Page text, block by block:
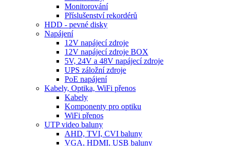
Monitorování
Příslušenství rekordérů
HDD - pevné disky
Napájení
12V napájecí zdroje
12V napájecí zdroje BOX
5V, 24V a 48V napájecí zdroje
UPS záložní zdroje
PoE napájení
Kabely, Optika, WiFi přenos
Kabely
Komponenty pro optiku
WiFi přenos
UTP video baluny
AHD, TVI, CVI baluny
VGA, HDMI, USB baluny